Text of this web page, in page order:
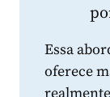
Essa
oferece